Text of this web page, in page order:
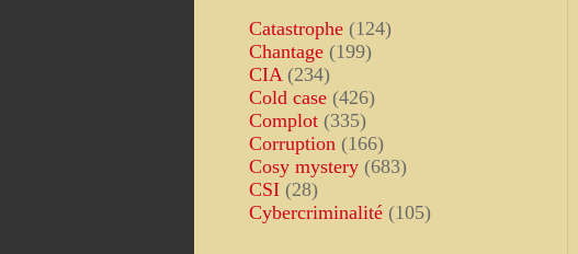
Catastrophe (124)
Chantage (199)
CIA (234)
Cold case (426)
Complot (335)
Corruption (166)
Cosy mystery (683)
CSI (28)
Cybercriminalité (105)